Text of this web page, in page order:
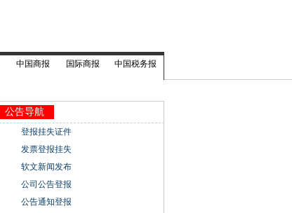
中国商报 国际商报 中国税务报
公告导航
登报挂失证件
发票登报挂失
软文新闻发布
公司公告登报
公告通知登报